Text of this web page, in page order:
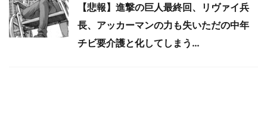
【悲報】進撃の巨人最終回、リヴァイ兵
長、アッカーマンの力も失いただの中年
チビ要介護と化してしまう…